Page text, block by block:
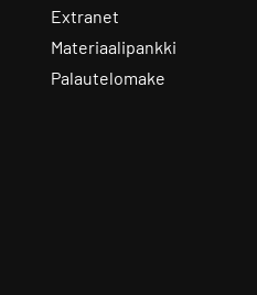
Extranet
Materiaalipankki
Palautelomake